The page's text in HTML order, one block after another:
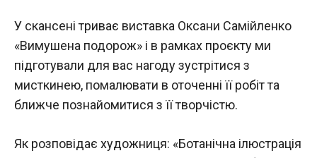
У скансені триває виставка Оксани Самійленко
«Вимушена подорож» і в рамках проєкту ми
підготували для вас нагоду зустрітися з
мисткинею, помалювати в оточенні її робіт та
ближче познайомитися з її творчістю.
Як розповідає художниця: «Ботанічна ілюстрація